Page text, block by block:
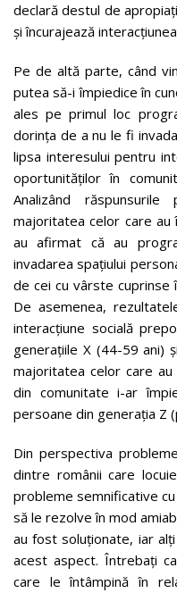
declară destul de
și încurajează
Pe de altă parte, când
putea să-i împiedice în
ales pe primul loc
dorința de a nu le fi
lipsa interesului pentru
oportunităților în
Analizând
majoritatea celor care
au afirmat că au
invadarea spațiului
de cei cu vârste cuprinse
De asemenea,
interacțiune socială
generațiile X (44-59 ani)
majoritatea celor care
din comunitate i-ar
persoane din generația Z
Din perspectiva
dintre românii care
probleme semnificative
să le rezolve în mod
au fost soluționate, iar
acest aspect. Întrebați
care le întâmpină în